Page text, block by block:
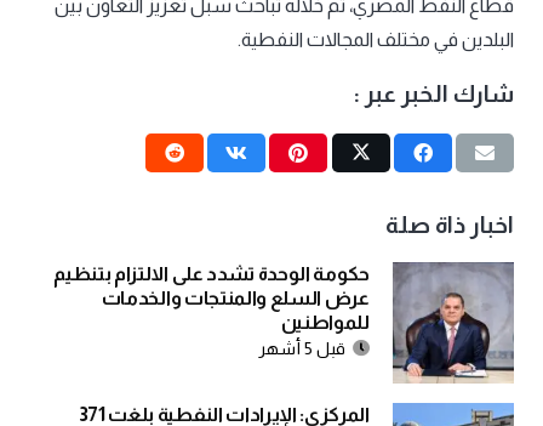
قطاع النفط المصري، تم خلاله تباحث سبل تعزيز التعاون بين
البلدين في مختلف المجالات النفطية.
شارك الخبر عبر :
اخبار ذاة صلة
حكومة الوحدة تشدد على الالتزام بتنظيم
عرض السلع والمنتجات والخدمات
للمواطنين
قبل 5 أشهر
المركزي: الإيرادات النفطية بلغت 371